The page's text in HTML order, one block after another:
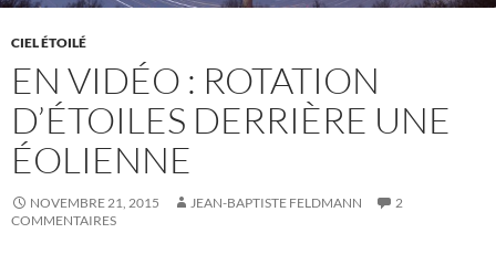
CIEL ÉTOILÉ
EN VIDÉO : ROTATION
D’ÉTOILES DERRIÈRE UNE
ÉOLIENNE
NOVEMBRE 21, 2015 JEAN-BAPTISTE FELDMANN
2
COMMENTAIRES